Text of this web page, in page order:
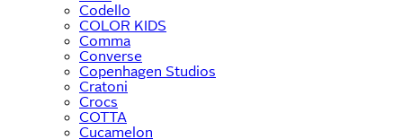
Codello
COLOR KIDS
Comma
Converse
Copenhagen Studios
Cratoni
Crocs
COTTA
Cucamelon